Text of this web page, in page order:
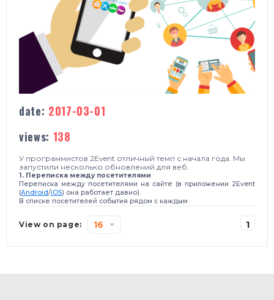
date: 2017-03-01
views: 138
У программистов 2Event отличный темп с начала года. Мы
запустили несколько обновлений для веб.
1. Переписка между посетителями
Переписка между посетителями на сайте (в приложении 2Event
(Android/iOS) она работает давно).
В списке посетителей события рядом с каждым
View on page: 16 1